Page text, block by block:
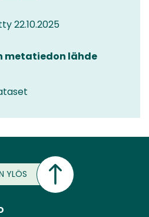
22.10.2025
metatiedon lähde
YLÖS